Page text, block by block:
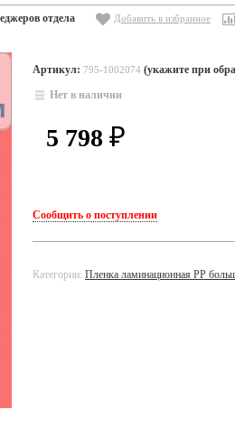
отдела
Добавить в избранное
Артикул: 795-1002074 (укажите при
Нет в наличии
5 798 ₽
Сообщить о поступлении
Категории: Пленка ламинационная PP